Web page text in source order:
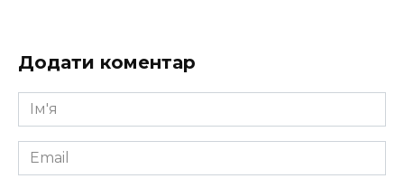
Додати коментар
Ім'я
*
Email
*